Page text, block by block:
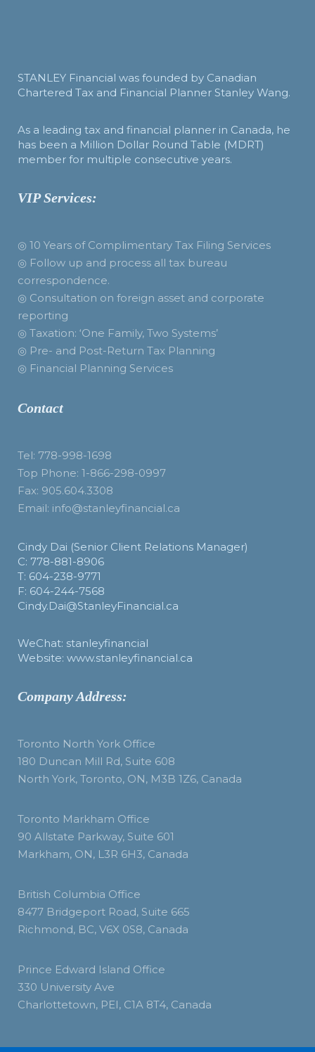
STANLEY Financial was founded by Canadian
Chartered Tax and Financial Planner Stanley Wang.
As a leading tax and financial planner in Canada, he
has been a Million Dollar Round Table (MDRT)
member for multiple consecutive years.
VIP Services:
◎ 10 Years of Complimentary Tax Filing Services
◎ Follow up and process all tax bureau
correspondence.
◎ Consultation on foreign asset and corporate
reporting
◎ Taxation: ‘One Family, Two Systems’
◎ Pre- and Post-Return Tax Planning
◎ Financial Planning Services
Contact
Tel: 778-998-1698
Top Phone: 1-866-298-0997
Fax: 905.604.3308
Email: info@stanleyfinancial.ca
Cindy Dai (Senior Client Relations Manager)
C: 778-881-8906
T: 604-238-9771
F: 604-244-7568
Cindy.Dai@StanleyFinancial.ca
WeChat: stanleyfinancial
Website: www.stanleyfinancial.ca
Company Address:
Toronto North York Office
180 Duncan Mill Rd, Suite 608
North York, Toronto, ON, M3B 1Z6, Canada
Toronto Markham Office
90 Allstate Parkway, Suite 601
Markham, ON, L3R 6H3, Canada
British Columbia Office
8477 Bridgeport Road, Suite 665
Richmond, BC, V6X 0S8, Canada
Prince Edward Island Office
330 University Ave
Charlottetown, PEI, C1A 8T4, Canada